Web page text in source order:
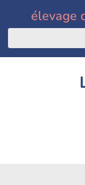
élevage